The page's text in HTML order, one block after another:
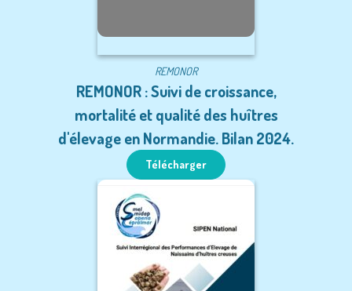
REMONOR
REMONOR : Suivi de croissance,
mortalité et qualité des huîtres
d'élevage en Normandie. Bilan 2024.
Télécharger